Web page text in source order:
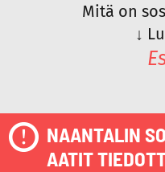
Mitä on
↓
NAANTALIN
AATIT